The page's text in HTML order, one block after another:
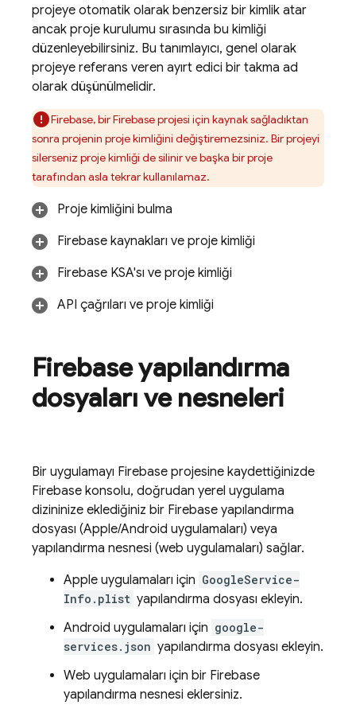
projeye otomatik olarak benzersiz bir kimlik atar
ancak proje kurulumu sırasında bu kimliği
düzenleyebilirsiniz. Bu tanımlayıcı, genel olarak
projeye referans veren ayırt edici bir takma ad
olarak düşünülmelidir.
Firebase, bir Firebase projesi için kaynak sağladıktan
sonra projenin proje kimliğini değiştiremezsiniz. Bir projeyi
silerseniz proje kimliği de silinir ve başka bir proje
tarafından asla tekrar kullanılamaz.
Proje kimliğini bulma
Firebase kaynakları ve proje kimliği
Firebase KSA'sı ve proje kimliği
API çağrıları ve proje kimliği
Firebase yapılandırma
dosyaları ve nesneleri
Bir uygulamayı Firebase projesine kaydettiğinizde
Firebase konsolu, doğrudan yerel uygulama
dizininize eklediğiniz bir Firebase yapılandırma
dosyası (Apple/Android uygulamaları) veya
yapılandırma nesnesi (web uygulamaları) sağlar.
Apple uygulamaları için GoogleService-
Info.plist yapılandırma dosyası ekleyin.
Android uygulamaları için google-
services.json yapılandırma dosyası ekleyin.
Web uygulamaları için bir Firebase
yapılandırma nesnesi eklersiniz.